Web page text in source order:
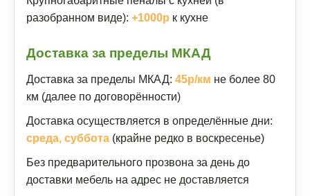
разобранном виде): +1000р к кухне
Доставка за пределы МКАД
Доставка за пределы МКАД: 45р/км не более 80
км (далее по договорённости)
Доставка осуществляется в определённые дни:
среда, суббота (крайне редко в воскресенье)
Без предварительного прозвона за день до
доставки мебель на адрес не доставляется